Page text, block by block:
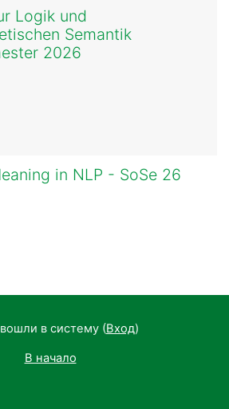
Logik und
Semantik
2026
in NLP - SoSe 26
в систему (Вход)
В начало